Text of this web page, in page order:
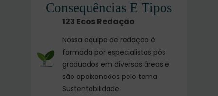
Consequências E Tipos
123 Ecos Redação
Nossa equipe de redação é
formada por especialistas pós
graduados em diversas áreas e
são apaixonados pelo tema
Sustentabilidade